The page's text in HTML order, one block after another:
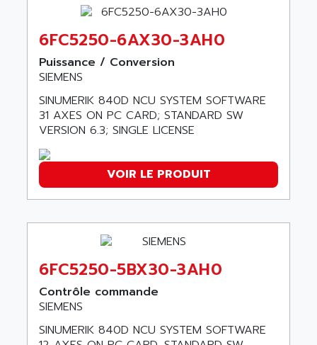
TC2000
MOVITRON
SMC100
690 SERIE
ECODRIVE
CHARGEUR
SINUMERIK 802
PCS950
BUC
PANELVIEW 550
AC SERVO
AXODYN
SMD
AMERICAN SIGMA
AMERICAN STD INC
AMERSHAM
AMET
AMETHERM
AMI SEMICONDUCTOR
AMP DISPLAY
AMPEX
AMPHENOL
AMPLICON
6FC5250-6AX30-3AH0
Puissance / Conversion
SIEMENS
SINUMERIK 840D NCU SYSTEM SOFTWARE
31 AXES ON PC CARD; STANDARD SW
VERSION 6.3; SINGLE LICENSE
VOIR LE PRODUIT
6FC5250-5BX30-3AH0
Contrôle commande
SIEMENS
SINUMERIK 840D NCU SYSTEM SOFTWARE